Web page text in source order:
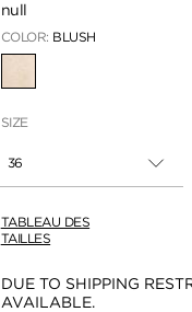
null
COLOR: BLUSH
SIZE
36
TABLEAU DES
TAILLES
Disponibilité:
DUE TO SHIPPING
AVAILABLE.